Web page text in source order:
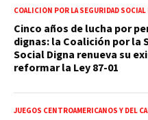
COALICIÓN POR LA SEGURIDAD
Cinco años de lucha por
dignas: la Coalición por la
Social Digna renueva su
reformar la Ley 87-01
JUEGOS CENTROAMERICANOS Y DEL